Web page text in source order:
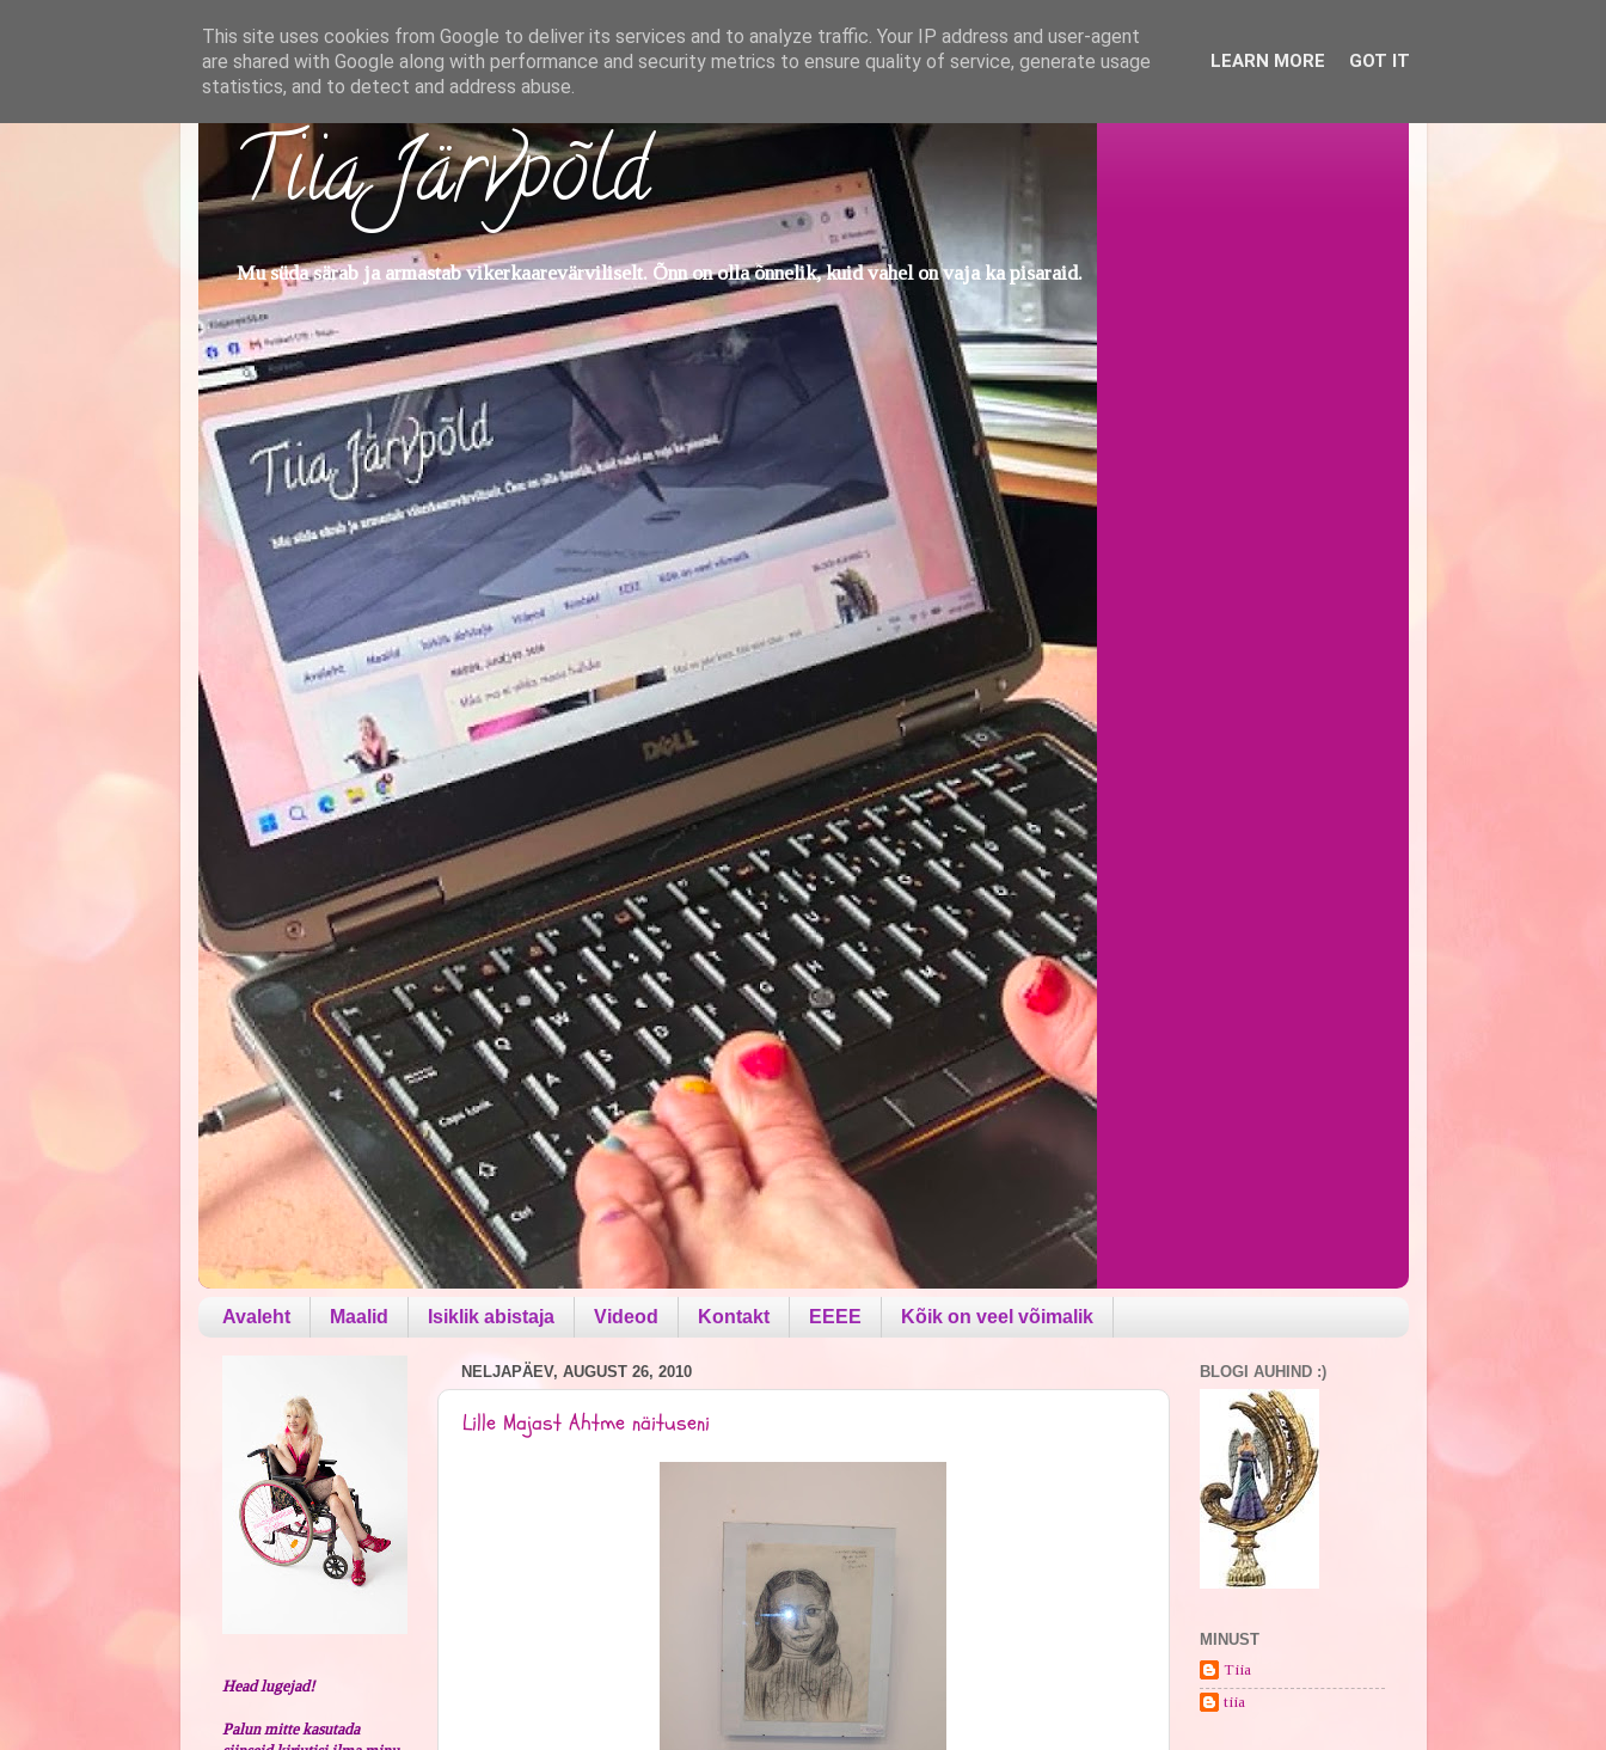
Tiia Järvpõld
Mu süda särab ja armastab vikerkaarevärviliselt. Õnn on olla õnnelik, kuid vahel on vaja ka pisaraid.
Avaleht Maalid Isiklik abistaja Videod Kontakt EEEE Kõik on veel võimalik
NELJAPÄEV, AUGUST 26, 2010
Lille Majast Ahtme näituseni
Head lugejad!
Palun mitte kasutada
BLOGI AUHIND :)
MINUST
Tiia
tiia
This site uses cookies from Google to deliver its services and to analyze traffic. Your IP address and user-agent
are shared with Google along with performance and security metrics to ensure quality of service, generate usage
statistics, and to detect and address abuse.
LEARN MORE GOT IT